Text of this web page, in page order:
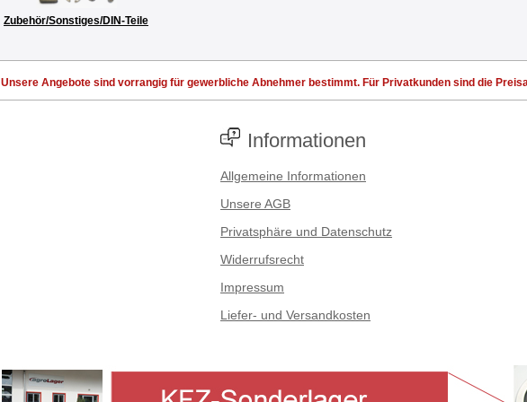
Zubehör/Sonstiges/DIN-Teile
Unsere Angebote sind vorrangig für gewerbliche Abnehmer bestimmt. Für Privatkunden sind die
Informationen
Allgemeine Informationen
Unsere AGB
Privatsphäre und Datenschutz
Widerrufsrecht
Impressum
Liefer- und Versandkosten